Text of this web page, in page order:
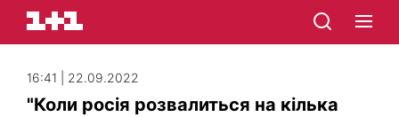
16:41 | 22.09.2022
"Коли росія розвалиться на кілька